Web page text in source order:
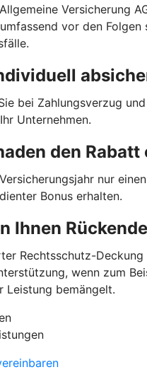
Versicherung
vor den Folgen
bei Zahlungsverzug
Unternehmen.
den Rabatt
nur
Bonus erhalten.
Ihnen
Rechtsschutz-Deckung
wenn zum
Leistung bemängelt.